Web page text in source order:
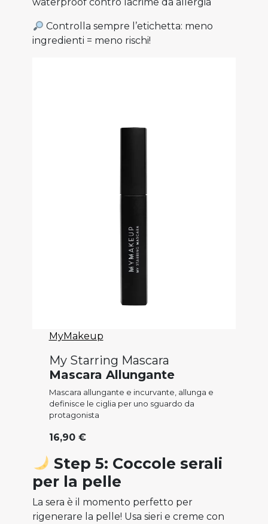
waterproof contro lacrime da allergia⁠
Controlla sempre l’etichetta: meno
ingredienti = meno rischi!
MyMakeup
My Starring Mascara
Mascara Allungante
Mascara allungante e incurvante, allunga e
definisce le ciglia per uno sguardo da
protagonista
16,90 €
Step 5: Coccole serali
per la pelle
La sera è il momento perfetto per
rigenerare la pelle! Usa sieri e creme con